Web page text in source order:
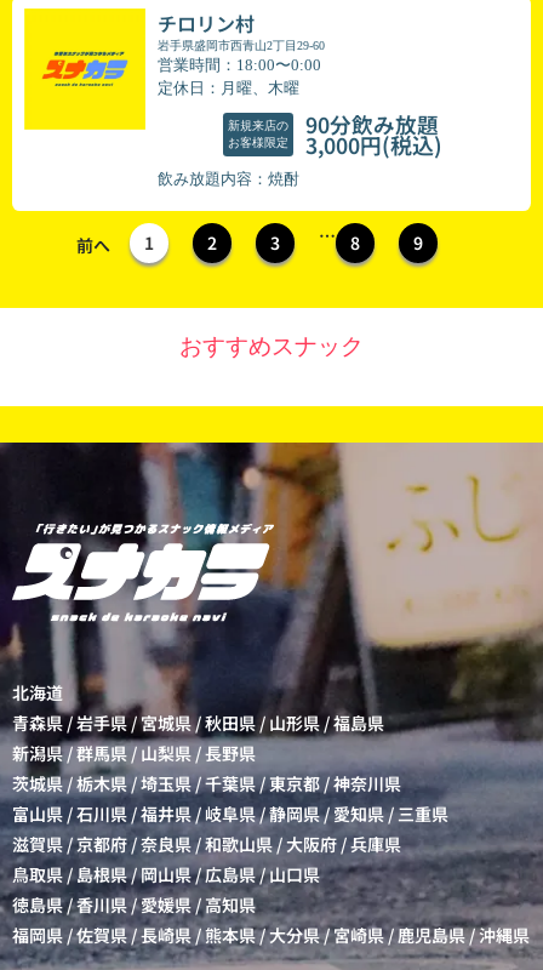
チロリン村
岩手県盛岡市西青山2丁目29-60
営業時間：18:00〜0:00
定休日：月曜、木曜
新規来店の
お客様限定
90分飲み放題
3,000円(税込)
飲み放題内容：焼酎
前へ 1 2 3 … 8 9
おすすめスナック
北海道
青森県/岩手県/宮城県/秋田県 / 山形県/福島県
新潟県/群馬県 / 山梨県 /長野県
茨城県 /栃木県/埼玉県/千葉県/東京都 /神奈川県
富山県 /石川県 /福井県/岐阜県/静岡県/愛知県/三重県
滋賀県/京都府/奈良県 /和歌山県/大阪府 /兵庫県
鳥取県 / 島根県/岡山県/広島県/山口県
徳島県/香川県/愛媛県 /高知県
福岡県 /佐賀県 /長崎県/熊本県/大分県/宮崎県/鹿児島県/沖縄県